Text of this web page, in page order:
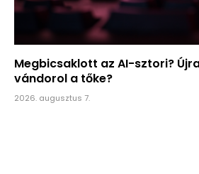
Megbicsaklott az AI-sztori?
vándorol a tőke?
2026. augusztus 7.